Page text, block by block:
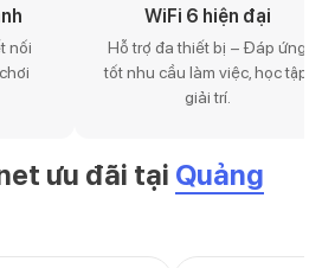
nối
WiFi 6 hiện đại
Hỗ trợ đa thiết bị – Đáp ứng
tốt nhu cầu làm việc, học tập,
giải trí.
ưu đãi tại Quảng